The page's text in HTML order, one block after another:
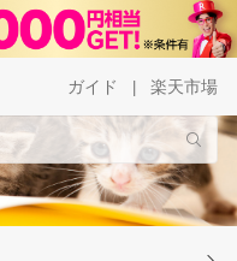
ガイド 楽天市場